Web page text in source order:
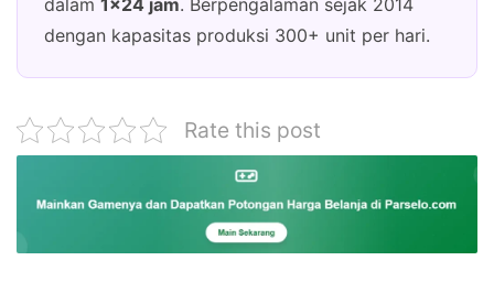
dengan kapasitas produksi 300+ unit per hari.
Rate this post